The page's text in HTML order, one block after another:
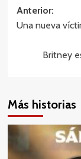
de
Anterior:
Una nueva
Britney
Más historias